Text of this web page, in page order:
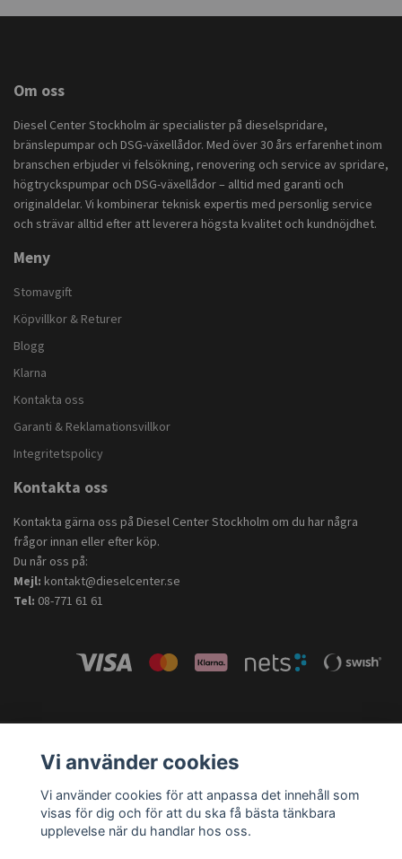
Om oss
Diesel Center Stockholm är specialister på dieselspridare,
bränslepumpar och DSG-växellådor. Med över 30 års erfarenhet inom
branschen erbjuder vi felsökning, renovering och service av spridare,
högtryckspumpar och DSG-växellådor – alltid med garanti och
originaldelar. Vi kombinerar teknisk expertis med personlig service
och strävar alltid efter att leverera högsta kvalitet och kundnöjdhet.
Meny
Stomavgift
Köpvillkor & Returer
Blogg
Klarna
Kontakta oss
Garanti & Reklamationsvillkor
Integritetspolicy
Kontakta oss
Kontakta gärna oss på Diesel Center Stockholm om du har några
frågor innan eller efter köp.
Du når oss på:
Mejl: kontakt@dieselcenter.se
Tel: 08-771 61 61
Vi använder cookies
Vi använder cookies för att anpassa det innehåll som
visas för dig och för att du ska få bästa tänkbara
upplevelse när du handlar hos oss.